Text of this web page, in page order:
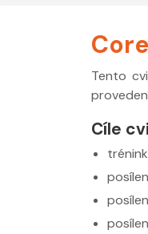
Tento
Cíle